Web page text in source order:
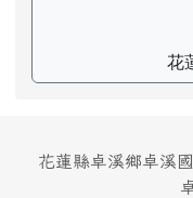
花
花蓮縣卓溪鄉卓溪